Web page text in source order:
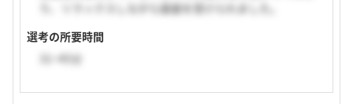
り、リラックスしながら面接を受けられました。
選考の所要時間
31~45分